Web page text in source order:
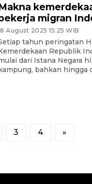
migran
August 2025 15:25 WIB
tahun peringatan
Republik
dari Istana Negara
bahkan hingga
3 4 »